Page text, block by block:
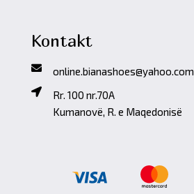
Kontakt
online.bianashoes@yahoo.com
Rr. 100 nr.70A
Kumanovë, R. e Maqedonisë